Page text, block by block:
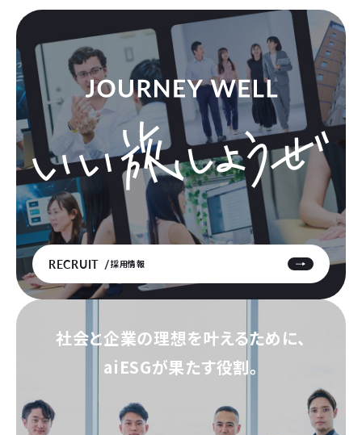
RECRUIT 採用情報
社会と企業の理想を叶えるために、
aiESGが果たす役割。